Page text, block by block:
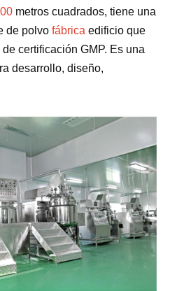
metros cuadrados, tiene una
de polvo fábrica edificio que
certificación GMP. Es una
desarrollo, diseño,